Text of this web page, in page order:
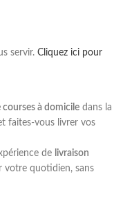
servir. Cliquez ici pour
courses à domicile dans la
faites-vous livrer vos
de livraison
votre quotidien, sans